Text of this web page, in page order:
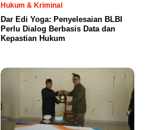
Hukum & Kriminal
Dar Edi Yoga: Penyelesaian BLBI
Perlu Dialog Berbasis Data dan
Kepastian Hukum